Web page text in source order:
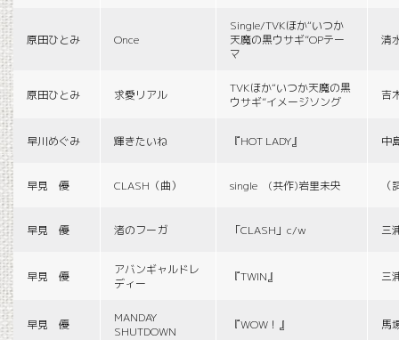
原田ひとみ Once
Single/TVKほか“いつか
天魔の黒ウサギ”OPテー
マ
清
原田ひとみ 求愛リアル
TVKほか“いつか天魔の黒
ウサギ”イメージソング
吉
早川めぐみ 輝きたいね 『HOT LADY』 中
早見 優 CLASH（曲） single (共作)岩里未央
早見 優 渚のフーガ 「CLASH」c/w 三
早見 優
アバンギャルドレ
ディー
『TWIN』 三
早見 優
MANDAY
SHUTDOWN
『WOW！』 馬